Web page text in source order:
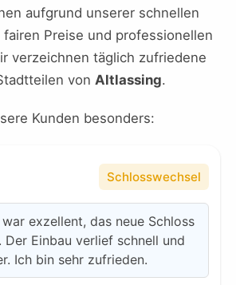
aufgrund unserer schnellen
Preise und professionellen
verzeichnen täglich zufriedene
von Altlassing.
Kunden besonders:
Schlosswechsel
exzellent, das neue Schloss
Einbau verlief schnell und
Ich bin sehr zufrieden.